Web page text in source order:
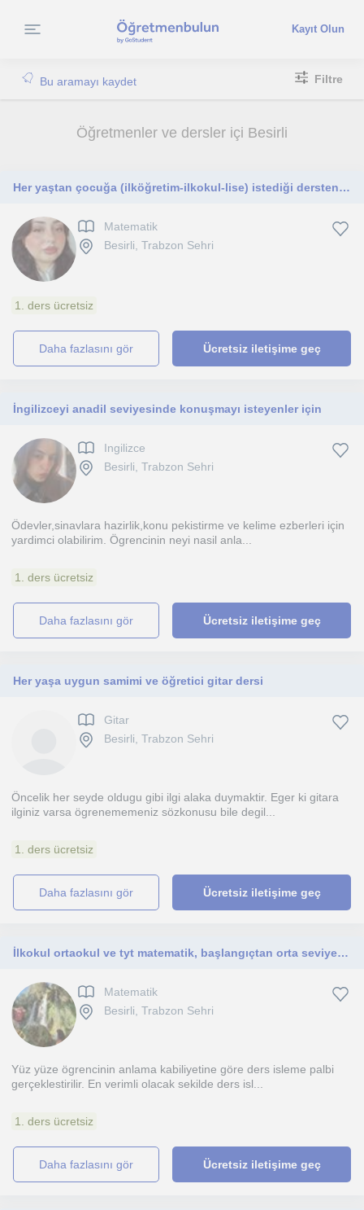
Kayıt Olun
Bu aramayı kaydet Filtre
Öğretmenler ve dersler içi Besirli
Her yaştan çocuğa (ilköğretim-ilkokul-lise) istediği dersten özel ders verilir
Matematik
Besirli, Trabzon Sehri
1. ders ücretsiz
daha fazlasını gör Ücretsiz iletişime geç
İngilizceyi anadil seviyesinde konuşmayı isteyenler için
Ingilizce
Besirli, Trabzon Sehri
Ödevler,sinavlara hazirlik,konu pekistirme ve kelime ezberleri için
yardimci olabilirim. Ögrencinin neyi nasil anla...
1. ders ücretsiz
daha fazlasını gör Ücretsiz iletişime geç
Her yaşa uygun samimi ve öğretici gitar dersi
Gitar
Besirli, Trabzon Sehri
Öncelik her seyde oldugu gibi ilgi alaka duymaktir. Eger ki gitara
ilginiz varsa ögrenememeniz sözkonusu bile degil...
1. ders ücretsiz
daha fazlasını gör Ücretsiz iletişime geç
İlkokul ortaokul ve tyt matematik, başlangıçtan orta seviyeye kadar ingilizce, fen bilimleri ve tyt ayt biyoloji dersi
Matematik
Besirli, Trabzon Sehri
Yüz yüze ögrencinin anlama kabiliyetine göre ders isleme palbi
gerçeklestirilir. En verimli olacak sekilde ders isl...
1. ders ücretsiz
daha fazlasını gör Ücretsiz iletişime geç